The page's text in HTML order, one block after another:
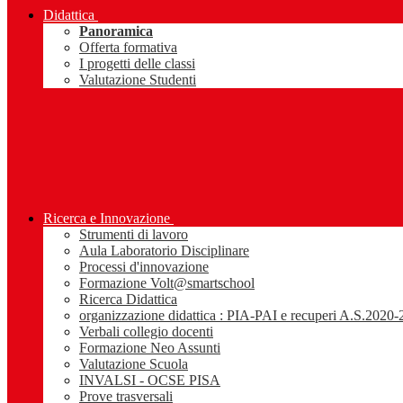
Didattica
Panoramica
Offerta formativa
I progetti delle classi
Valutazione Studenti
Ricerca e Innovazione
Strumenti di lavoro
Aula Laboratorio Disciplinare
Processi d'innovazione
Formazione Volt@smartschool
Ricerca Didattica
organizzazione didattica : PIA-PAI e recuperi A.S.2020-
Verbali collegio docenti
Formazione Neo Assunti
Valutazione Scuola
INVALSI - OCSE PISA
Prove trasversali